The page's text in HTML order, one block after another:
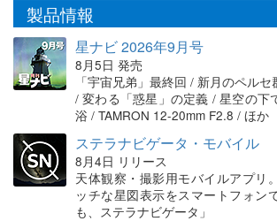
製品情報
星ナビ 2026年9月号
8月5日 発売
「宇宙兄弟」最終回 / 新月のペル
/ 変わる「惑星」の定義 / 星空の下
浴 / TAMRON 12-20mm F2.8 / ほか
ステラナビゲータ・モバイル
8月4日 リリース
天体観察・撮影用モバイルアプリ
ッチな星図表示をスマートフォン
も、ステラナビゲータ」